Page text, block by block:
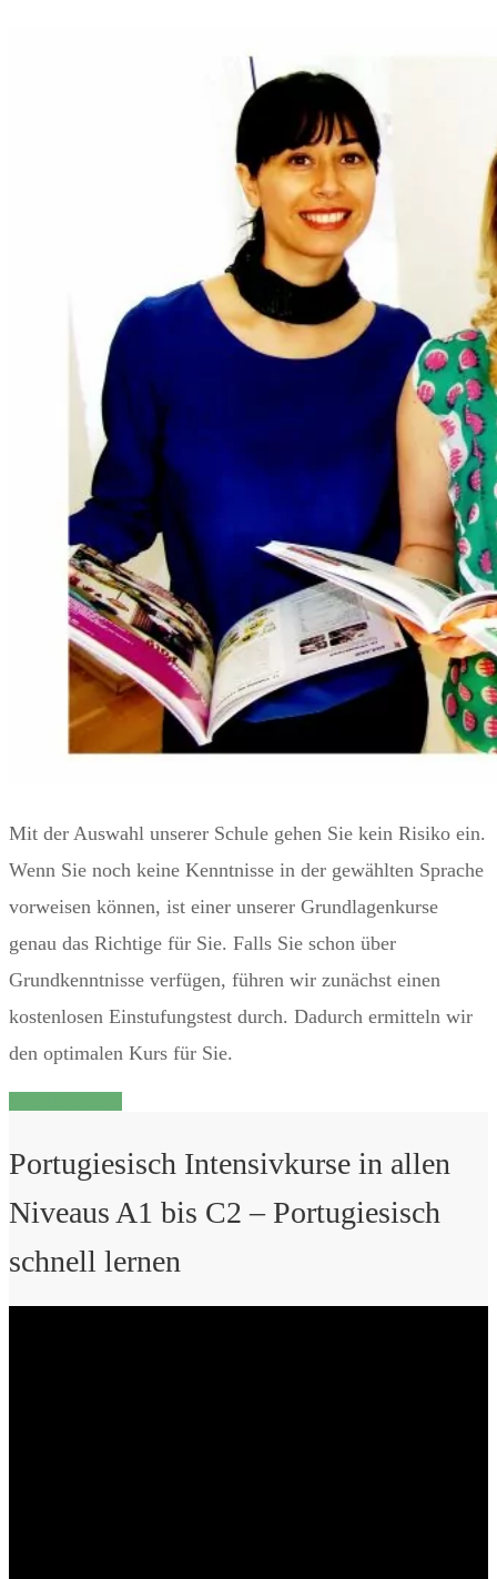
Mit der Auswahl unserer Schule gehen Sie kein Risiko ein.
Wenn Sie noch keine Kenntnisse in der gewählten Sprache
vorweisen können, ist einer unserer Grundlagenkurse
genau das Richtige für Sie. Falls Sie schon über
Grundkenntnisse verfügen, führen wir zunächst einen
kostenlosen Einstufungstest durch. Dadurch ermitteln wir
den optimalen Kurs für Sie.
Portugiesisch Intensivkurse in allen
Niveaus A1 bis C2 – Portugiesisch
schnell lernen